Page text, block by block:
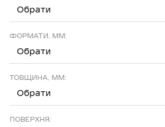
Обрати
ФОРМАТИ, ММ:
Обрати
ТОВЩИНА, ММ:
Обрати
ПОВЕРХНЯ: